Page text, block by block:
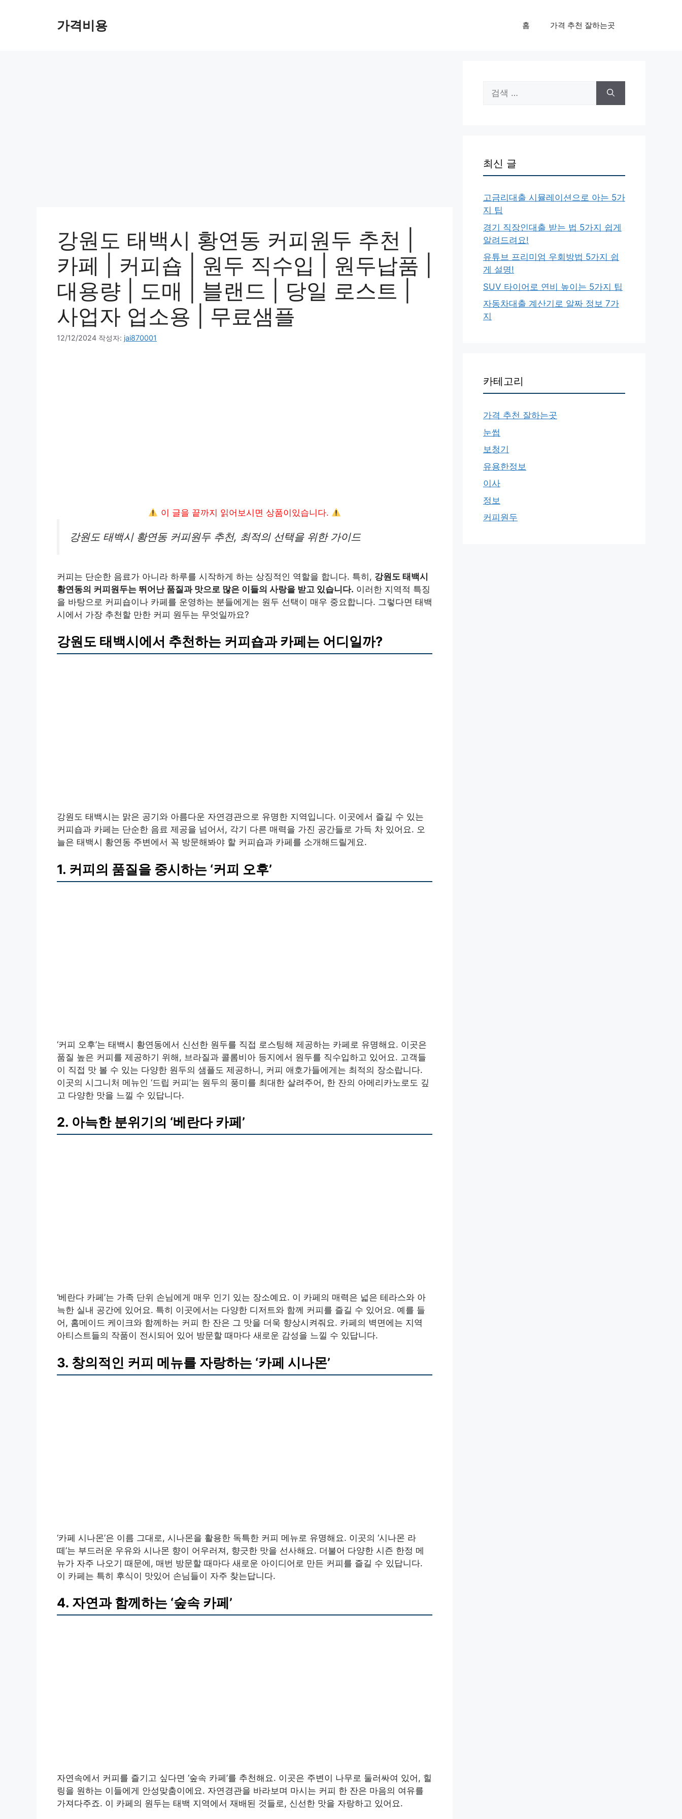
가격비용 홈 가격 추천 잘하는곳
강원도 태백시 황연동 커피원두 추천 |
카페 | 커피숍 | 원두 직수입 | 원두납품 |
대용량 | 도매 | 블랜드 | 당일 로스트 |
사업자 업소용 | 무료샘플
12/12/2024 작성자: jai870001
이 글을 끝까지 읽어보시면 상품이있습니다.
강원도 태백시 황연동 커피원두 추천, 최적의 선택을 위한 가이드
커피는 단순한 음료가 아니라 하루를 시작하게 하는 상징적인 역할을 합니다. 특히, 강원도 태백시
황연동의 커피원두는 뛰어난 품질과 맛으로 많은 이들의 사랑을 받고 있습니다. 이러한 지역적 특징
을 바탕으로 커피숍이나 카페를 운영하는 분들에게는 원두 선택이 매우 중요합니다. 그렇다면 태백
시에서 가장 추천할 만한 커피 원두는 무엇일까요?
강원도 태백시에서 추천하는 커피숍과 카페는 어디일까?
강원도 태백시는 맑은 공기와 아름다운 자연경관으로 유명한 지역입니다. 이곳에서 즐길 수 있는
커피숍과 카페는 단순한 음료 제공을 넘어서, 각기 다른 매력을 가진 공간들로 가득 차 있어요. 오
늘은 태백시 황연동 주변에서 꼭 방문해봐야 할 커피숍과 카페를 소개해드릴게요.
1. 커피의 품질을 중시하는 ‘커피 오후’
‘커피 오후’는 태백시 황연동에서 신선한 원두를 직접 로스팅해 제공하는 카페로 유명해요. 이곳은
품질 높은 커피를 제공하기 위해, 브라질과 콜롬비아 등지에서 원두를 직수입하고 있어요. 고객들
이 직접 맛 볼 수 있는 다양한 원두의 샘플도 제공하니, 커피 애호가들에게는 최적의 장소랍니다.
이곳의 시그니처 메뉴인 ‘드립 커피’는 원두의 풍미를 최대한 살려주어, 한 잔의 아메리카노로도 깊
고 다양한 맛을 느낄 수 있답니다.
2. 아늑한 분위기의 ‘베란다 카페’
‘베란다 카페’는 가족 단위 손님에게 매우 인기 있는 장소예요. 이 카페의 매력은 넓은 테라스와 아
늑한 실내 공간에 있어요. 특히 이곳에서는 다양한 디저트와 함께 커피를 즐길 수 있어요. 예를 들
어, 홈메이드 케이크와 함께하는 커피 한 잔은 그 맛을 더욱 향상시켜줘요. 카페의 벽면에는 지역
아티스트들의 작품이 전시되어 있어 방문할 때마다 새로운 감성을 느낄 수 있답니다.
3. 창의적인 커피 메뉴를 자랑하는 ‘카페 시나몬’
‘카페 시나몬’은 이름 그대로, 시나몬을 활용한 독특한 커피 메뉴로 유명해요. 이곳의 ‘시나몬 라
떼’는 부드러운 우유와 시나몬 향이 어우러져, 향긋한 맛을 선사해요. 더불어 다양한 시즌 한정 메
뉴가 자주 나오기 때문에, 매번 방문할 때마다 새로운 아이디어로 만든 커피를 즐길 수 있답니다.
이 카페는 특히 후식이 맛있어 손님들이 자주 찾는답니다.
4. 자연과 함께하는 ‘숲속 카페’
자연속에서 커피를 즐기고 싶다면 ‘숲속 카페’를 추천해요. 이곳은 주변이 나무로 둘러싸여 있어, 힐
링을 원하는 이들에게 안성맞춤이에요. 자연경관을 바라보며 마시는 커피 한 잔은 마음의 여유를
가져다주죠. 이 카페의 원두는 태백 지역에서 재배된 것들로, 신선한 맛을 자랑하고 있어요.
색:
최신 글
고금리대출 시뮬레이션으로 아는 5가
지 팁
경기 직장인대출 받는 법 5가지 쉽게
알려드려요!
유튜브 프리미엄 우회방법 5가지 쉽
게 설명!
SUV 타이어로 연비 높이는 5가지 팁
자동차대출 계산기로 알짜 정보 7가
지
카테고리
가격 추천 잘하는곳
눈썹
보청기
유용한정보
이사
정보
커피원두